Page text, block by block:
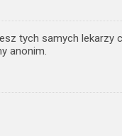
tych samych lekarzy
anonim.